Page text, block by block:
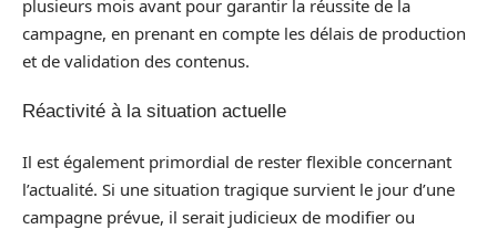
plusieurs mois avant pour garantir la réussite de la
campagne, en prenant en compte les délais de production
et de validation des contenus.
Réactivité à la situation actuelle
Il est également primordial de rester flexible concernant
l’actualité. Si une situation tragique survient le jour d’une
campagne prévue, il serait judicieux de modifier ou